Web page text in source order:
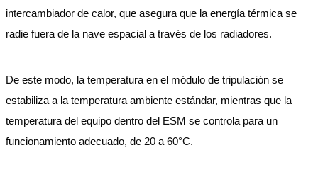
intercambiador de calor, que asegura que la energía térmica se
radie fuera de la nave espacial a través de los radiadores.
De este modo, la temperatura en el módulo de tripulación se
estabiliza a la temperatura ambiente estándar, mientras que la
temperatura del equipo dentro del ESM se controla para un
funcionamiento adecuado, de 20 a 60°C.